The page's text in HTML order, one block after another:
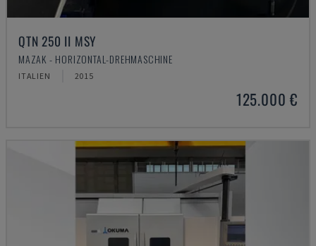
QTN 250 II MSY
MAZAK - HORIZONTAL-DREHMASCHINE
ITALIEN 2015
125.000 €